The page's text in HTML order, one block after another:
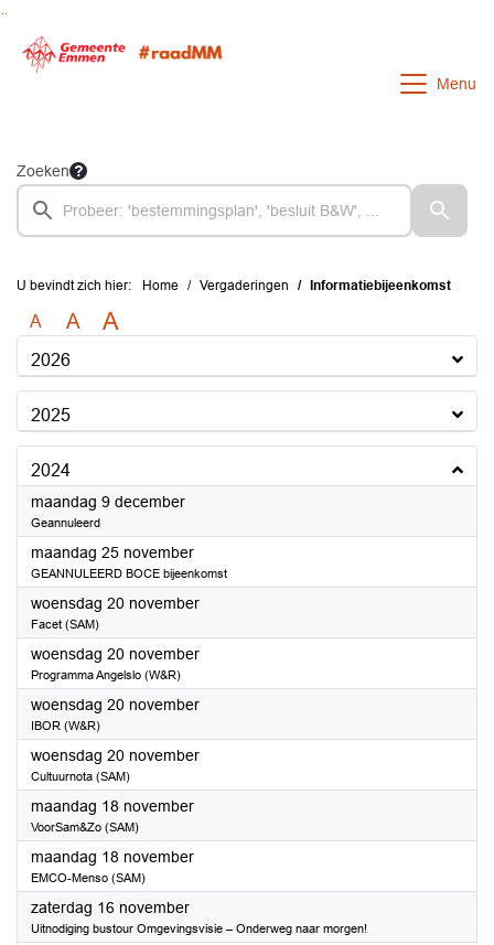
Menu
Zoeken
U bevindt zich hier: Home Vergaderingen Informatiebijeenkomst
A A A
2026
2025
2024
maandag 9 december2024
Geannuleerd
maandag 25 november2024
GEANNULEERD BOCE bijeenkomst
woensdag 20 november2024
Facet (SAM)
woensdag 20 november2024
Programma Angelslo (W&R)
woensdag 20 november2024
IBOR (W&R)
woensdag 20 november2024
Cultuurnota (SAM)
maandag 18 november2024
VoorSam&Zo (SAM)
maandag 18 november2024
EMCO-Menso (SAM)
zaterdag 16 november2024
Uitnodiging bustour Omgevingsvisie – Onderweg naar morgen!